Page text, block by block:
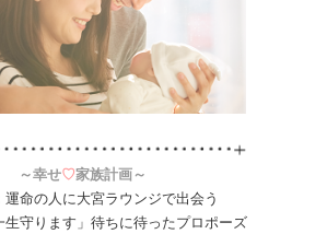
～幸せ♡家族計画～
運命の人に大宮ラウンジで出会う
生守ります」待ちに待ったプロポーズ